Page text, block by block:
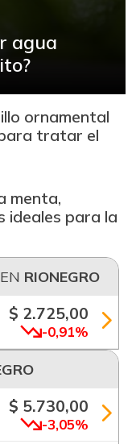
agua
ornamental
tratar el
menta,
ideales para la
EN RIONEGRO
$ 2.725,00
-0,91%
$ 5.730,00
-3,05%